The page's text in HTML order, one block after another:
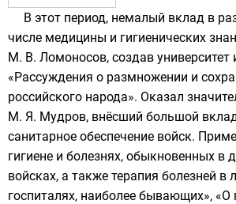
В этот период, немалый вклад в
числе медицины и гигиенических
М. В. Ломоносов, создав
«Рассуждения о размножении и
российского народа». Оказал
М. Я. Мудров, внёсший большой
санитарное обеспечение войск.
гигиене и болезнях, обыкновенных в
войсках, а также терапия болезней в
госпиталях, наиболее бывающих», «О